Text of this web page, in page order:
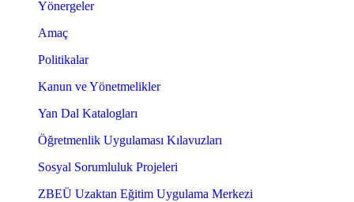
Yönergeler
Amaç
Politikalar
Kanun ve Yönetmelikler
Yan Dal Katalogları
Öğretmenlik Uygulaması Kılavuzları
Sosyal Sorumluluk Projeleri
ZBEÜ Uzaktan Eğitim Uygulama Merkezi